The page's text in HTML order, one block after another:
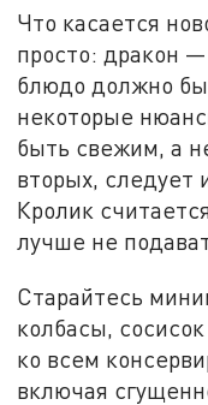
Что касается
просто: дракон
блюдо должно
некоторые
быть свежим, а
вторых, следует
Кролик
лучше не
Старайтесь
колбасы,
ко всем
включая